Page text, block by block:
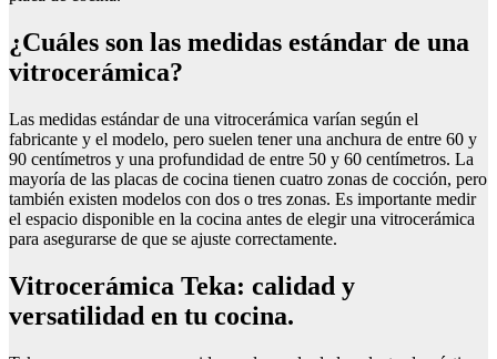
¿Cuáles son las medidas estándar de una
vitrocerámica?
Las medidas estándar de una vitrocerámica varían según el
fabricante y el modelo, pero suelen tener una anchura de entre 60 y
90 centímetros y una profundidad de entre 50 y 60 centímetros. La
mayoría de las placas de cocina tienen cuatro zonas de cocción, pero
también existen modelos con dos o tres zonas. Es importante medir
el espacio disponible en la cocina antes de elegir una vitrocerámica
para asegurarse de que se ajuste correctamente.
Vitrocerámica Teka: calidad y
versatilidad en tu cocina.